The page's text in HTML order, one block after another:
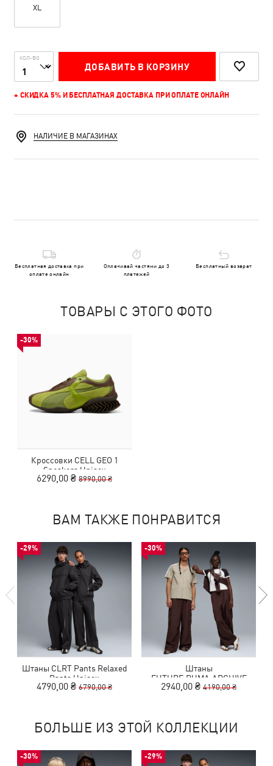
XL
КОЛ-ВО
ДОБАВИТЬ В КОРЗИНУ
+ СКИДКА 5% И БЕСПЛАТНАЯ ДОСТАВКА ПРИ ОПЛАТЕ ОНЛАЙН
НАЛИЧИЕ В МАГАЗИНАХ
Бесплатная доставка при
оплате онлайн
Оплачивай частями до 3
платежей
Бесплатный возврат
ТОВАРЫ С ЭТОГО ФОТО
-30%
Кроссовки CELL GEO 1
Sneakers Unisex
6290,00 ₴8990,00 ₴
ВАМ ТАКЖЕ ПОНРАВИТСЯ
-29%
Штаны CLRT Pants Relaxed
Pants Unisex
4790,00 ₴ 6790,00 ₴
-30%
Штаны
FUTURE.PUMA.ARCHIVE
Extreme Cargo Pants Unisex
2940,00 ₴ 4190,00 ₴
БОЛЬШЕ ИЗ ЭТОЙ КОЛЛЕКЦИИ
-30% -29%